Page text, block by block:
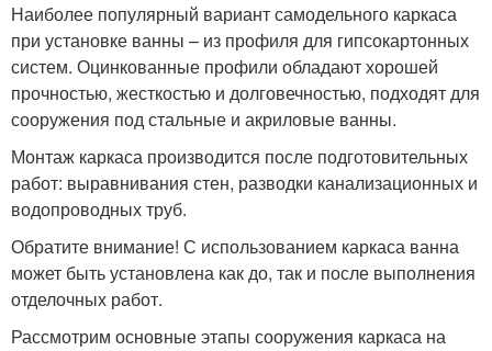
Наиболее популярный вариант самодельного каркаса
при установке ванны – из профиля для гипсокартонных
систем. Оцинкованные профили обладают хорошей
прочностью, жесткостью и долговечностью, подходят для
сооружения под стальные и акриловые ванны.
Монтаж каркаса производится после подготовительных
работ: выравнивания стен, разводки канализационных и
водопроводных труб.
Обратите внимание! С использованием каркаса ванна
может быть установлена как до, так и после выполнения
отделочных работ.
Рассмотрим основные этапы сооружения каркаса на